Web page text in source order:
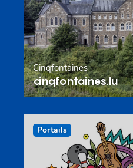
Cinqfontaines
cinqfontaines.lu
Portails